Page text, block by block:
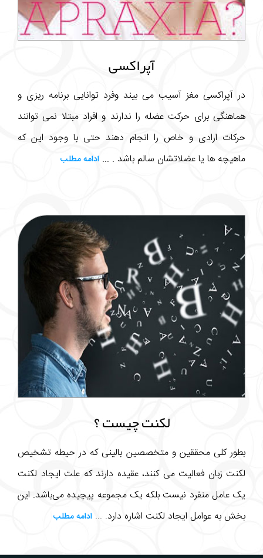
آپراکسی
در آپراکسی مغز آسیب می بیند وفرد توانایی برنامه ریزی و
هماهنگی برای حرکت عضله را ندارند و افراد مبتلا نمی توانند
حرکات ارادی و خاص را انجام دهند حتی با وجود این که
ماهیچه ها یا عضلاتشان سالم باشد . ... ادامه مطلب
لکنت چیست ؟
بطور کلی محققین و متخصصین بالینی که در حیطه تشخیص
لکنت زبان فعالیت می کنند، عقیده دارند که علت ایجاد لکنت
یک عامل منفرد نیست بلکه یک مجموعه پیچیده می‌باشد. این
بخش به عوامل ایجاد لکنت اشاره دارد. ... ادامه مطلب